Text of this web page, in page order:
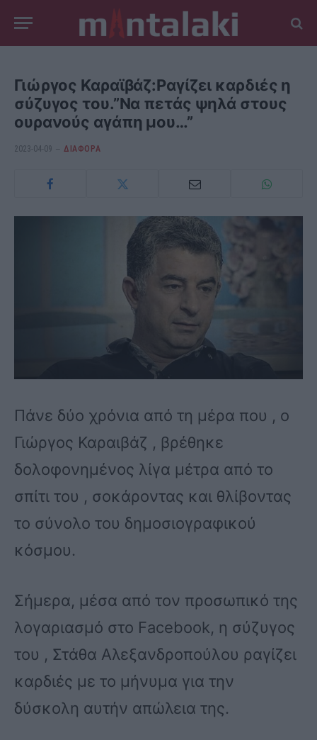
Γιώργος Καραϊβάζ:Ραγίζει καρδιές η
σύζυγος του.”Να πετάς ψηλά στους
ουρανούς αγάπη μου…”
2023-04-09 ΔΙΆΦΟΡΑ
Πάνε δύο χρόνια από τη μέρα που , ο
Γιώργος Καραιβάζ , βρέθηκε
δολοφονημένος λίγα μέτρα από το
σπίτι του , σοκάροντας και θλίβοντας
το σύνολο του δημοσιογραφικού
κόσμου.
Σήμερα, μέσα από τον προσωπικό της
λογαριασμό στο Facebook, η σύζυγος
του , Στάθα Αλεξανδροπούλου ραγίζει
καρδιές με το μήνυμα για την
δύσκολη αυτήν απώλεια της.